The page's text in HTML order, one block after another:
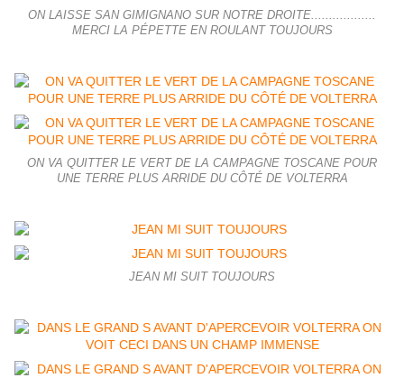
ON LAISSE SAN GIMIGNANO SUR NOTRE DROITE..................
MERCI LA PÉPETTE EN ROULANT TOUJOURS
ON VA QUITTER LE VERT DE LA CAMPAGNE TOSCANE POUR
UNE TERRE PLUS ARRIDE DU CÔTÉ DE VOLTERRA
JEAN MI SUIT TOUJOURS